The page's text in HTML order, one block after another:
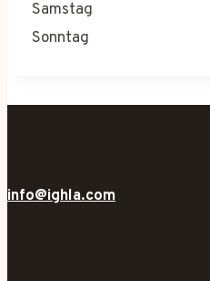
Samstag
Sonntag
info@ighla.com